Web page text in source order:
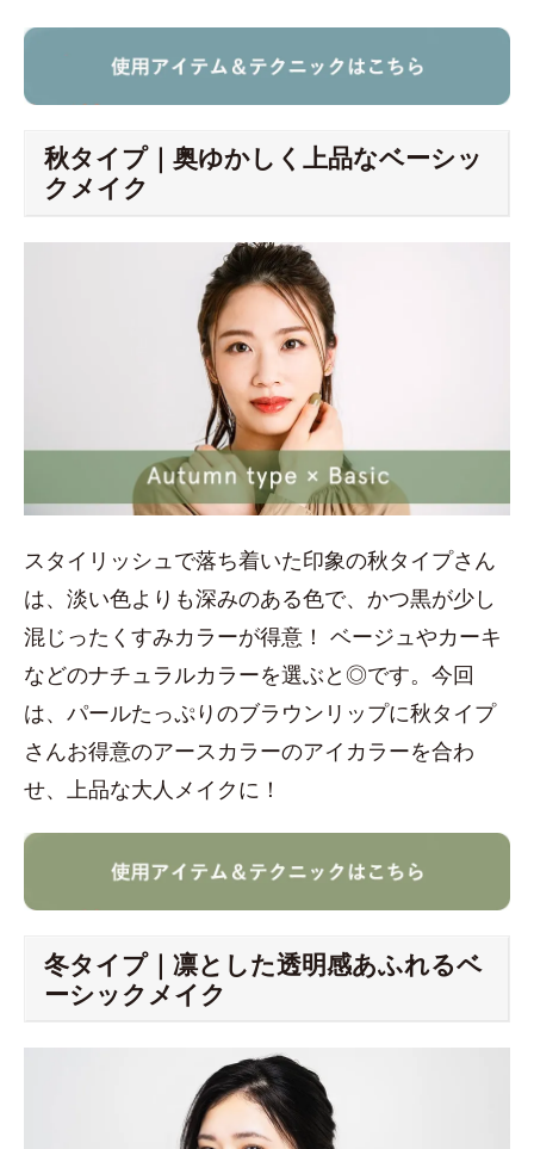
秋タイプ｜奥ゆかしく上品なベーシッ
クメイク
スタイリッシュで落ち着いた印象の秋タイプさん
は、淡い色よりも深みのある色で、かつ黒が少し
混じったくすみカラーが得意！ ベージュやカーキ
などのナチュラルカラーを選ぶと◎です。今回
は、パールたっぷりのブラウンリップに秋タイプ
さんお得意のアースカラーのアイカラーを合わ
せ、上品な大人メイクに！
冬タイプ｜凛とした透明感あふれるベ
ーシックメイク